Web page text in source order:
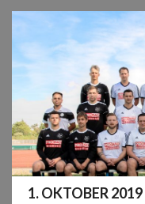
1. OKTOBER 2019